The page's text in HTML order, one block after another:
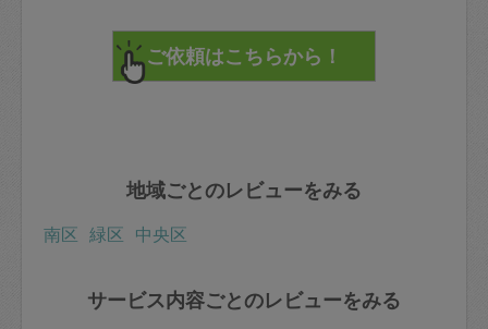
地域ごとのレビューをみる
南区 緑区 中央区
サービス内容ごとのレビューをみる